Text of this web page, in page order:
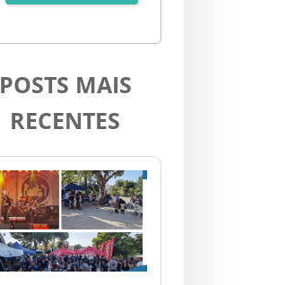
POSTS MAIS
RECENTES